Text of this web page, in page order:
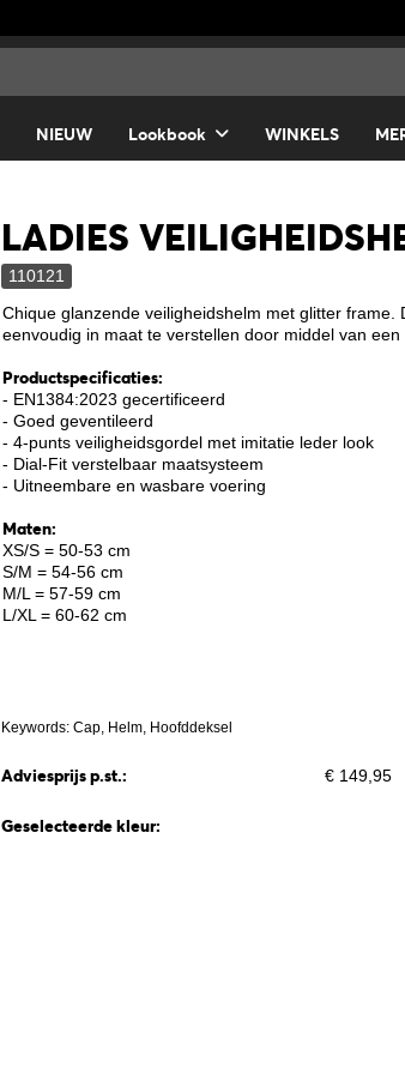
NIEUW Lookbook WINKELS
LADIES
110121
Chique glanzende veiligheidshelm met glitter
eenvoudig in maat te verstellen door middel van een
Productspecificaties:
- EN1384:2023 gecertificeerd
- Goed geventileerd
- 4-punts veiligheidsgordel met imitatie leder look
- Dial-Fit verstelbaar maatsysteem
- Uitneembare en wasbare voering
Maten:
XS/S = 50-53 cm
S/M = 54-56 cm
M/L = 57-59 cm
L/XL = 60-62 cm
Keywords: Cap, Helm, Hoofddeksel
Adviesprijs p.st.: € 149,95
Geselecteerde kleur: